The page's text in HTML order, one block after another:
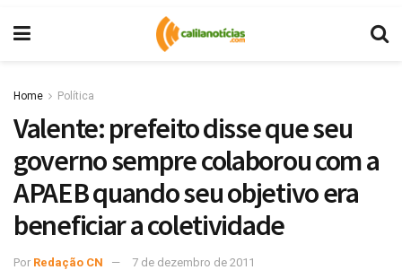
Home Política
Valente: prefeito disse que seu
governo sempre colaborou com a
APAEB quando seu objetivo era
beneficiar a coletividade
Por Redação CN 7 de dezembro de 2011